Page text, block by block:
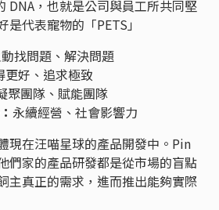
DNA，也就是公司與員工所共同堅
代表寵物的「PETS」
找問題、解決問題
更好、追求極致
聚團隊、賦能團隊
永續經營、社會影響力
現在汪喵星球的產品開發中。Pin
們家的產品研發都是從市場的盲點
主真正的需求，進而推出能夠實際